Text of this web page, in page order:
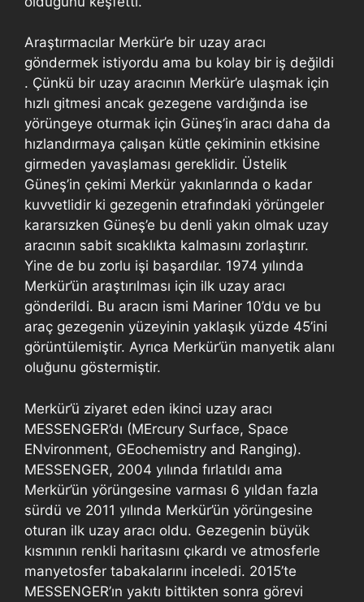
Araştırmacılar Merkür’e bir uzay aracı
göndermek istiyordu ama bu kolay bir iş değildi
. Çünkü bir uzay aracının Merkür’e ulaşmak için
hızlı gitmesi ancak gezegene vardığında ise
yörüngeye oturmak için Güneş’in aracı daha da
hızlandırmaya çalışan kütle çekiminin etkisine
girmeden yavaşlaması gereklidir. Üstelik
Güneş’in çekimi Merkür yakınlarında o kadar
kuvvetlidir ki gezegenin etrafındaki yörüngeler
kararsızken Güneş’e bu denli yakın olmak uzay
aracının sabit sıcaklıkta kalmasını zorlaştırır.
Yine de bu zorlu işi başardılar. 1974 yılında
Merkür’ün araştırılması için ilk uzay aracı
gönderildi. Bu aracın ismi Mariner 10’du ve bu
araç gezegenin yüzeyinin yaklaşık yüzde 45’ini
görüntülemiştir. Ayrıca Merkür’ün manyetik alanı
oluğunu göstermiştir.
Merkür’ü ziyaret eden ikinci uzay aracı
MESSENGER’dı (MErcury Surface, Space
ENvironment, GEochemistry and Ranging).
MESSENGER, 2004 yılında fırlatıldı ama
Merkür’ün yörüngesine varması 6 yıldan fazla
sürdü ve 2011 yılında Merkür’ün yörüngesine
oturan ilk uzay aracı oldu. Gezegenin büyük
kısmının renkli haritasını çıkardı ve atmosferle
manyetosfer tabakalarını inceledi. 2015’te
MESSENGER’ın yakıtı bittikten sonra görevi